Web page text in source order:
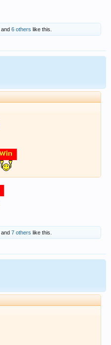
and 6 others like this.
and 7 others like this.